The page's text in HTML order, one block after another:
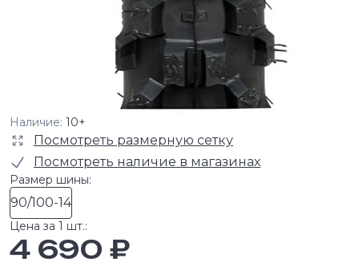
Наличие: 10+
Посмотреть размерную сетку
Посмотреть наличие в магазинах
Размер шины:
90/100-14
Цена за 1 шт.:
4 690 ₽